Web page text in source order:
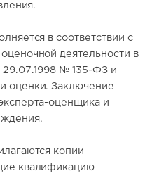
в соответствии с
деятельности в
29.07.1998 № 135-ФЗ и
оценки. Заключение
оценщика и
копии
квалификацию